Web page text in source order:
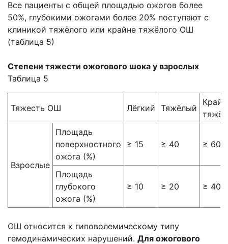
Все пациенты с общей площадью ожогов более
50%, глубокими ожогами более 20% поступают с
клиникой тяжёлого или крайне тяжёлого ОШ
(таблица 5)
Степени тяжести ожогового шока у взрослых
Таблица 5
Тяжесть ОШ Лёгкий Тяжёлый
Взрослые
Площадь
поверхностного
ожога (%)
≥ 15 ≥ 40 ≥ 60
Площадь
глубокого
ожога (%)
≥ 10 ≥ 20 ≥ 40
ОШ относится к гиповолемическому типу
гемодинамических нарушений. Для ожогового